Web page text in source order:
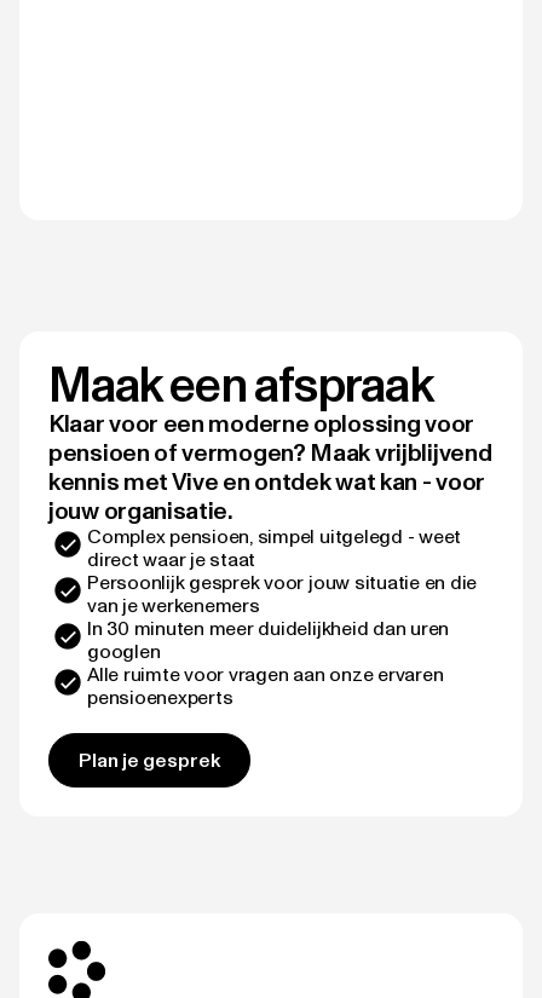
Maak een afspraak
Klaar voor een moderne oplossing voor
pensioen of vermogen? Maak vrijblijvend
kennis met Vive en ontdek wat kan - voor
jouw organisatie.
Complex pensioen, simpel uitgelegd - weet
direct waar je staat
Persoonlijk gesprek voor jouw situatie en die
van je werkenemers
In 30 minuten meer duidelijkheid dan uren
googlen
Alle ruimte voor vragen aan onze ervaren
pensioenexperts
Plan je gesprek